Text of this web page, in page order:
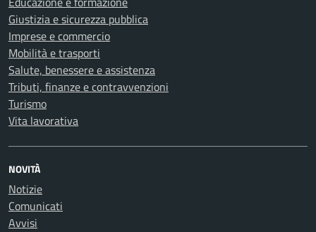
Giustizia e sicurezza pubblica
Imprese e commercio
Mobilità e trasporti
Salute, benessere e assistenza
Tributi, finanze e contravvenzioni
Turismo
Vita lavorativa
NOVITÀ
Notizie
Comunicati
Avvisi